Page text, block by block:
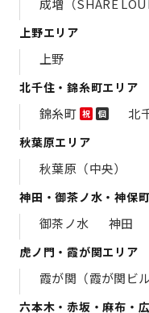
上野エリア
上野
北千住・錦糸町エリア
錦糸町 祝 個 北
秋葉原エリア
秋葉原（中央）
神田・御茶ノ水・神保
御茶ノ水 神田
虎ノ門・霞が関エリア
霞が関（霞が関ビ
六本木・赤坂・麻布・